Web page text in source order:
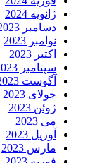
ژانویه 2024
دسامبر 2023
نوامبر 2023
اکتبر 2023
سپتامبر 2023
آگوست 2023
جولای 2023
ژوئن 2023
می 2023
آوریل 2023
مارس 2023